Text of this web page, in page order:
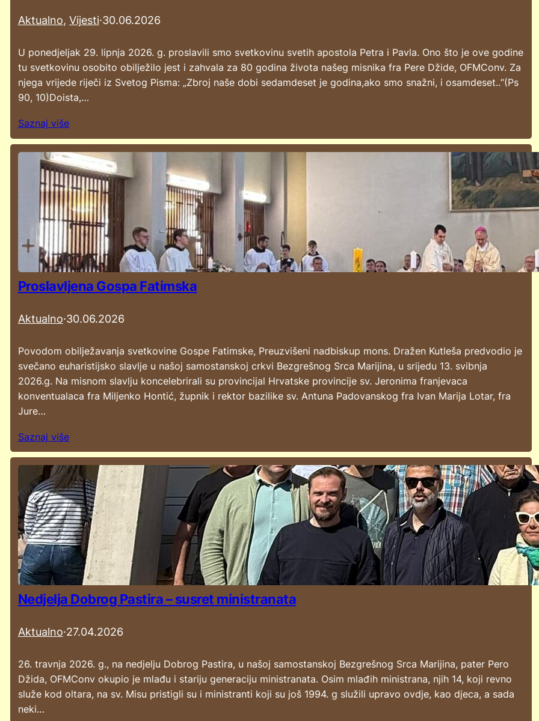
Aktualno, Vijesti·30.06.2026
U ponedjeljak 29. lipnja 2026. g. proslavili smo svetkovinu svetih apostola Petra i Pavla. Ono što je ove godine
tu svetkovinu osobito obilježilo jest i zahvala za 80 godina života našeg misnika fra Pere Džide, OFMConv. Za
njega vrijede riječi iz Svetog Pisma: „Zbroj naše dobi sedamdeset je godina,ako smo snažni, i osamdeset..“(Ps
90, 10)Doista,…
Saznaj više
Proslavljena Gospa Fatimska
Aktualno·30.06.2026
Povodom obilježavanja svetkovine Gospe Fatimske, Preuzvišeni nadbiskup mons. Dražen Kutleša predvodio je
svečano euharistijsko slavlje u našoj samostanskoj crkvi Bezgrešnog Srca Marijina, u srijedu 13. svibnja
2026.g. Na misnom slavlju koncelebrirali su provincijal Hrvatske provincije sv. Jeronima franjevaca
konventualaca fra Miljenko Hontić, župnik i rektor bazilike sv. Antuna Padovanskog fra Ivan Marija Lotar, fra
Jure…
Saznaj više
Nedjelja Dobrog Pastira – susret ministranata
Aktualno·27.04.2026
26. travnja 2026. g., na nedjelju Dobrog Pastira, u našoj samostanskoj Bezgrešnog Srca Marijina, pater Pero
Džida, OFMConv okupio je mlađu i stariju generaciju ministranata. Osim mlađih ministrana, njih 14, koji revno
služe kod oltara, na sv. Misu pristigli su i ministranti koji su još 1994. g služili upravo ovdje, kao djeca, a sada
neki…